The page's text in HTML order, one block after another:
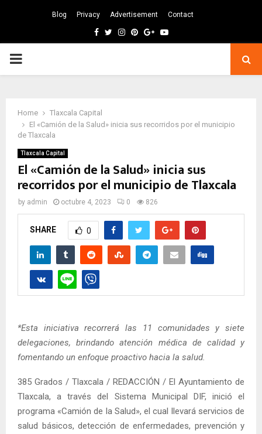
Blog Privacy Advertisement Contact
Facebook
TwitterInstagram
Pinterest
GoogleYoutube
PRIMARY
Home
Tlaxcala Capital
El «Camión de la Salud» inicia sus recorridos por el municipio
de Tlaxcala
Tlaxcala Capital
El «Camión de la Salud» inicia sus
recorridos por el municipio de Tlaxcala
by admin octubre 4, 2023 0 826
SHARE 0
*Esta iniciativa recorrerá las 11 comunidades y siete
delegaciones, brindando atención médica de calidad y
fomentando un enfoque proactivo hacia la salud.
385 Grados / Tlaxcala / REDACCIÓN / El Ayuntamiento de
Tlaxcala, a través del Sistema Municipal DIF, inició el
programa «Camión de la Salud», el cual llevará servicios de
salud básicos, detección de enfermedades, prevención y